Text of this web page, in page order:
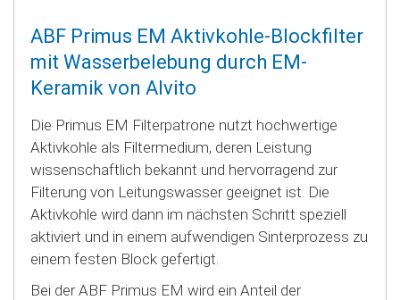
ABF Primus EM Aktivkohle-Blockfilter
mit Wasserbelebung durch EM-
Keramik von Alvito
Die Primus EM Filterpatrone nutzt hochwertige
Aktivkohle als Filtermedium, deren Leistung
wissenschaftlich bekannt und hervorragend zur
Filterung von Leitungswasser geeignet ist. Die
Aktivkohle wird dann im nächsten Schritt speziell
aktiviert und in einem aufwendigen Sinterprozess zu
einem festen Block gefertigt.
Bei der ABF Primus EM wird ein Anteil der